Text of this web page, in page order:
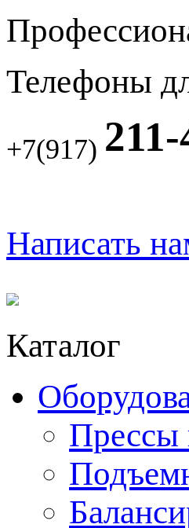
Телефоны
+7(917)
Написать
Каталог
Прессы